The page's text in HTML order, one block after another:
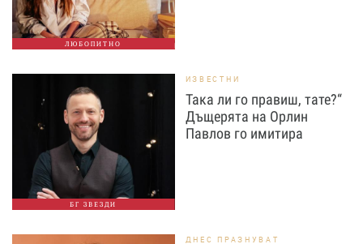
ЛЮБОПИТНО
БГ ЗВЕЗДИ
ИЗВЕСТНИ
Така ли го правиш, тате?“
Дъщерята на Орлин
Павлов го имитира
ДНЕС ПРАЗНУВАТ